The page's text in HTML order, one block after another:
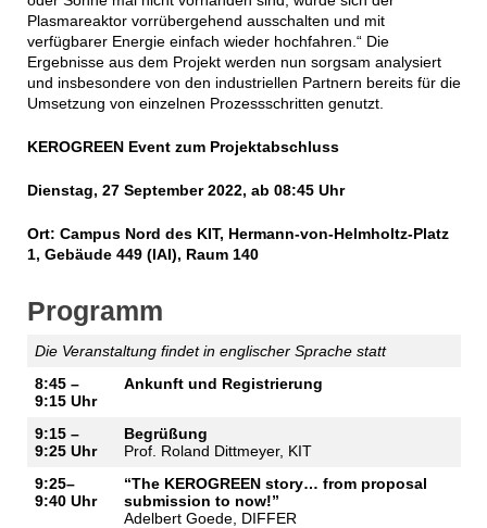
Plasmareaktor vorrübergehend ausschalten und mit
verfügbarer Energie einfach wieder hochfahren.“ Die
Ergebnisse aus dem Projekt werden nun sorgsam analysiert
und insbesondere von den industriellen Partnern bereits für die
Umsetzung von einzelnen Prozessschritten genutzt.
KEROGREEN Event zum Projektabschluss
Dienstag, 27 September 2022, ab 08:45 Uhr
Ort: Campus Nord des KIT, Hermann-von-Helmholtz-Platz
1, Gebäude 449 (IAI), Raum 140
Programm
Die Veranstaltung findet in englischer Sprache statt
8:45 –
9:15 Uhr
Ankunft und Registrierung
9:15 –
9:25 Uhr
Begrüßung
Prof. Roland Dittmeyer, KIT
9:25–
9:40 Uhr
“The KEROGREEN story… from proposal
submission to now!”
Adelbert Goede, DIFFER